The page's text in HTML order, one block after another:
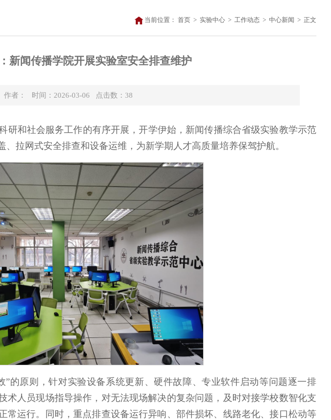
当前位置： 首页 > 实验中心 > 工作动态 > 中心新闻 > 正文
新闻传播学院开展实验室安全排查维护
作者： 时间：2026-03-06 点击数：38
研和社会服务工作的有序开展，开学伊始，新闻传播综合省级实验教学示范
拉网式安全排查和设备运维，为新学期人才高质量培养保驾护航。
”的原则，针对实验设备系统更新、硬件故障、专业软件启动等问题逐一排
术人员现场指导操作，对无法现场解决的复杂问题，及时对接学校数智化支
常运行。同时，重点排查设备运行异响、部件损坏、线路老化、接口松动等